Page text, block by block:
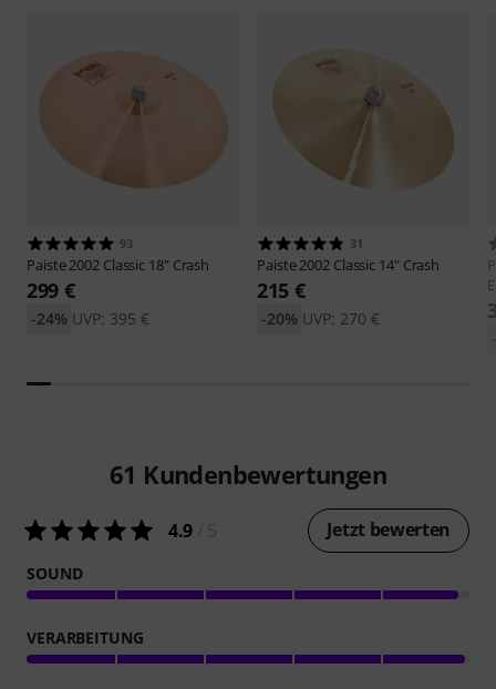
93
Paiste2002 Classic 18" Crash
299 €
UVP: 395 €
-24%
31
Paiste2002 Classic 14" Crash
215 €
UVP: 270 €
-20%
61 Kundenbewertungen
4.9 Jetzt bewerten
SOUND
VERARBEITUNG